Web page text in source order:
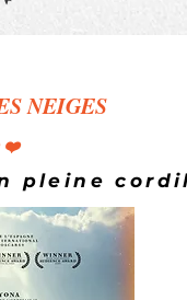
NEIGES
pleine